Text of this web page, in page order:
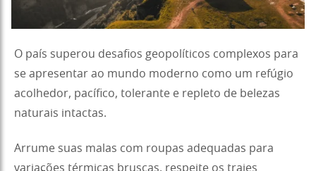
O país superou desafios geopolíticos complexos para
se apresentar ao mundo moderno como um refúgio
acolhedor, pacífico, tolerante e repleto de belezas
naturais intactas.
Arrume suas malas com roupas adequadas para
variações térmicas bruscas, respeite os trajes